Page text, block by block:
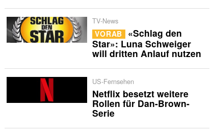
TV-News
VORAB «Schlag den
Star»: Luna Schweiger
will dritten Anlauf nutzen
US-Fernsehen
Netflix besetzt weitere
Rollen für Dan-Brown-
Serie